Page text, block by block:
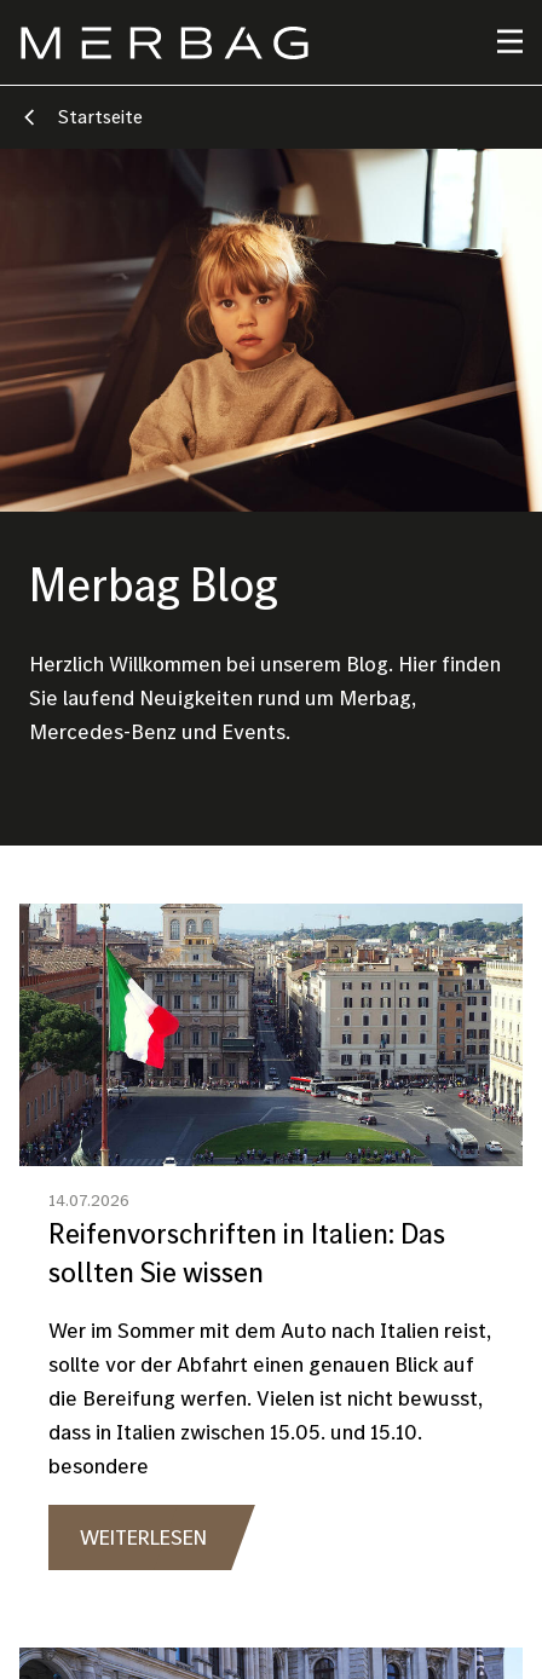
zum
Inhalt
Startseite
Merbag Blog
Herzlich Willkommen bei unserem Blog. Hier finden
Sie laufend Neuigkeiten rund um Merbag,
Mercedes-Benz und Events.
Bild
14.07.2026
Reifenvorschriften in Italien: Das
sollten Sie wissen
Wer im Sommer mit dem Auto nach Italien reist,
sollte vor der Abfahrt einen genauen Blick auf
die Bereifung werfen. Vielen ist nicht bewusst,
dass in Italien zwischen 15.05. und 15.10.
besondere
WEITERLESEN
Bild